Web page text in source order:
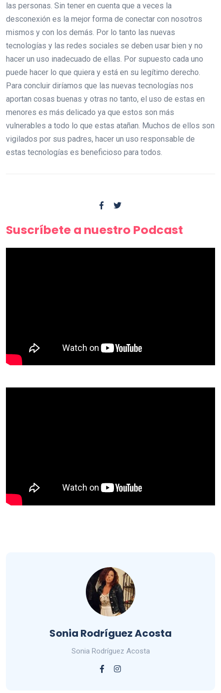
las personas. Sin tener en cuenta que a veces la
desconexión es la mejor forma de conectar con nosotros
mismos y con los demás. Por lo tanto las nuevas
tecnologías y las redes sociales se deben usar bien y no
hacer un uso inadecuado de ellas. Por supuesto cada uno
puede hacer lo que quiera y está en su legítimo derecho.
Para concluir diríamos que las nuevas tecnologías nos
aportan cosas buenas y otras no tanto, el uso de estas en
menores es más delicado ya que estos son más
vulnerables a todo lo que estas atañan. Muchos de ellos son
vigilados por sus padres, hacer un uso responsable de
estas tecnologías es beneficioso para todos.
Suscríbete a nuestro Podcast
Sonia Rodríguez Acosta
Sonia Rodríguez Acosta